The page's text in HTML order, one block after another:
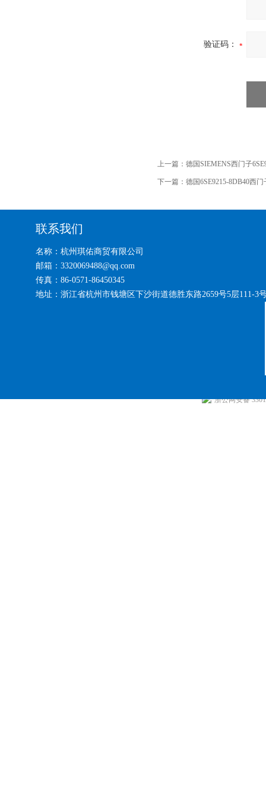
验证码：
上一篇： 德国SIEMENS西门子
下一篇： 德国6SE9215-8DB40西
联系我们
名称：杭州琪佑商贸有限公司
邮箱：3320069488@qq.com
传真：86-0571-86450345
地址：浙江省杭州市钱塘区下沙街道德胜东路2659号5层111-3
浙公网安备